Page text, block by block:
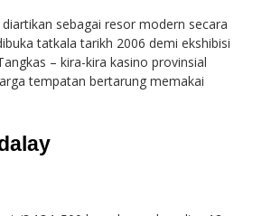
sebagai resor modern secara
tatkala tarikh 2006 demi ekshibisi
– kira-kira kasino provinsial
tempatan bertarung memakai